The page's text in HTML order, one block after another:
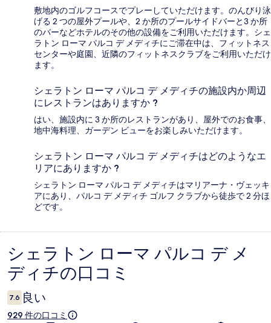
敷地内のゴルフコースでプレーしていただけます。のんびり泳
げる 2 つの屋外プールや、2 か所のプールサイドバーと3 か所
のバーなどホテルのその他の設備をご利用いただけます。シェ
ラトン ローマ パルコ デ メディチにご滞在中は、フィットネス
センターや庭園、近隣のフィットネスクラブをご利用いただけ
ます。
シェラトン ローマ パルコ デ メディチの施設内か周辺
にレストランはありますか ?
はい、施設内に 3 か所のレストランがあり、屋外でのお食事、
地中海料理、ガーデン ビューをお楽しみいただけます。
シェラトン ローマ パルコ デ メディチはどのようなエ
リアにありますか ?
シェラトン ローマ パルコ デ メディチはマリアーナ・ヴェッキ
アにあり、パルコ デ メディチ ゴルフ クラブから徒歩で 2 分ほ
どです。
口
コ
ミ
シェラトン ローマ パルコ デ メ
ディチの口コミ
7.6 良い
929 件の口コミ